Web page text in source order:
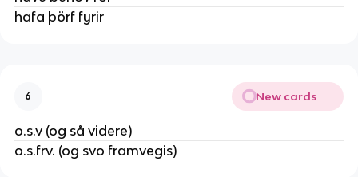
hafa þörf fyrir
6 New cards
o.s.v (og så videre)
o.s.frv. (og svo framvegis)